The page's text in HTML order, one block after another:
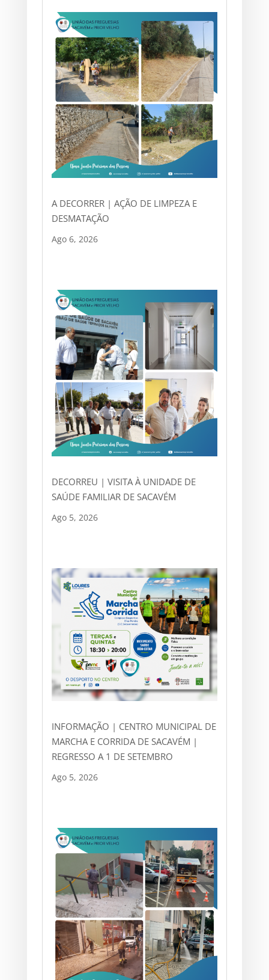
A DECORRER | AÇÃO DE LIMPEZA E
DESMATAÇÃO
Ago 6, 2026
DECORREU | VISITA À UNIDADE DE
SAÚDE FAMILIAR DE SACAVÉM
Ago 5, 2026
INFORMAÇÃO | CENTRO MUNICIPAL DE
MARCHA E CORRIDA DE SACAVÉM |
REGRESSO A 1 DE SETEMBRO
Ago 5, 2026